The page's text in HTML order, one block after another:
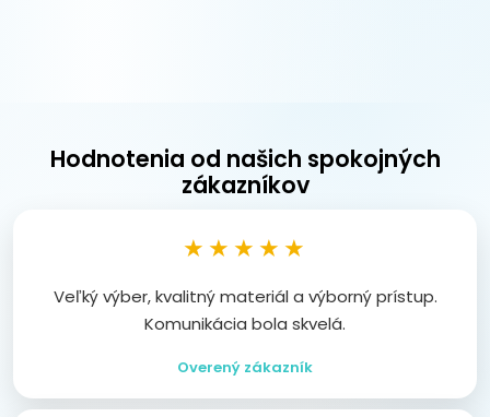
Hodnotenia od našich spokojných
zákazníkov
★★★★★
Veľký výber, kvalitný materiál a výborný prístup.
Komunikácia bola skvelá.
Overený zákazník